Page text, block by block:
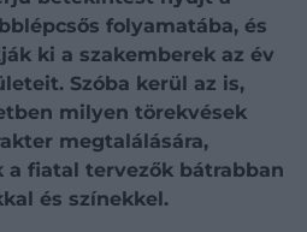
folyamatába, és
ki a szakemberek az év
Szóba kerül az is,
milyen törekvések
megtalálására,
a fiatal tervezők bátrabban
és színekkel.